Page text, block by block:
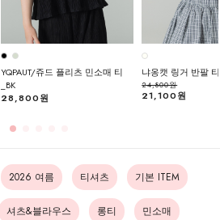
YQPAUT/쥬드 플리츠 민소매 티
_BK
28,800원
냐옹캣 링거 반팔 티
24,800원
21,100원
2026 여름 티셔츠 기본 ITEM
셔츠&블라우스 롱티 민소매